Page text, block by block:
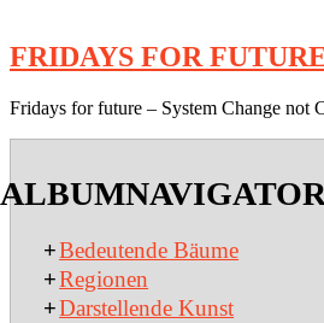
FRIDAYS FOR
2019-
Fridays for future – System Change not
+Bedeutende Bäume
+Regionen
+Darstellende Kunst